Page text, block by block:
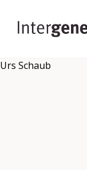
Urs Schaub